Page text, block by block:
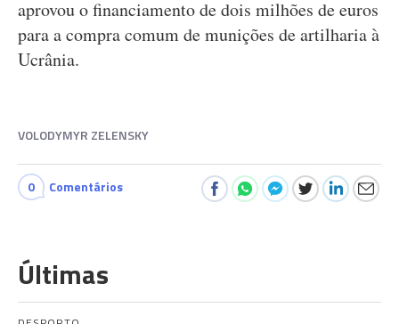
aprovou o financiamento de dois milhões de euros
para a compra comum de munições de artilharia à
Ucrânia.
VOLODYMYR ZELENSKY
0 Comentários
Últimas